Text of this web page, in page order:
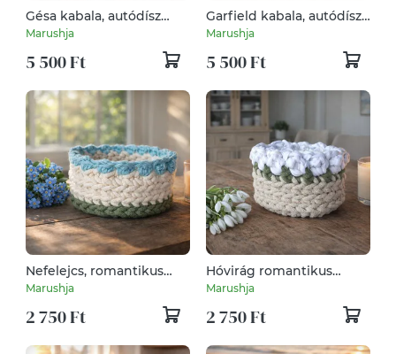
Gésa kabala, autódísz
(horgolt)
Marushja
5 500 Ft
Garfield kabala, autódísz
(horgolt)
Marushja
5 500 Ft
Nefelejcs, romantikus
horgolt kosárka
bármitartó csokitartó
Marushja
2 750 Ft
Hóvirág romantikus
horgolt kosárka
bármitartó csokitartó
Marushja
2 750 Ft